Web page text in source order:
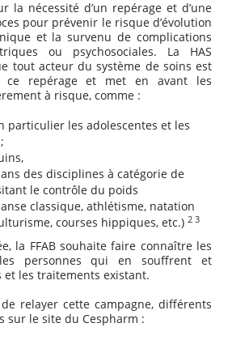
la nécessité d’un repérage et d’une
pour prévenir le risque d’évolution
et la survenu de complications
ou psychosociales. La HAS
tout acteur du système de soins est
ce repérage et met en avant les
à risque, comme :
particulier les adolescentes et les
des disciplines à catégorie de
le contrôle du poids
classique, athlétisme, natation
courses hippiques, etc.) 2 3
la FFAB souhaite faire connaître les
les personnes qui en souffrent et
les traitements existant.
relayer cette campagne, différents
sur le site du Cespharm :